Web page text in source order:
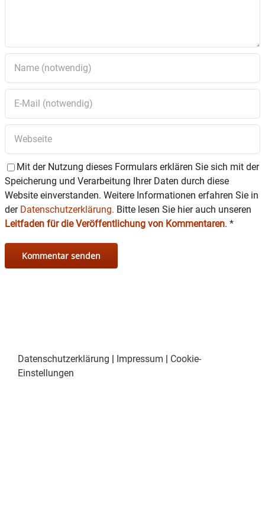
Beschlussfassung
8.1 Bekanntgabe der gefassten Beschlüsse des
nichtöffentlichen Teils der letzten
Gemeinderatssitzung
8.2 Bericht über laufende Angelegenheiten und
Themen
8.3 Anfragen aus dem Gemeinderat
Mit der Nutzung dieses Formulars erklären Sie sich mit der
Speicherung und Verarbeitung Ihrer Daten durch diese
Website einverstanden. Weitere Informationen erfahren Sie in
der Datenschutzerklärung. Bitte lesen Sie hier auch unseren
Leitfaden für die Veröffentlichung von Kommentaren. *
Datenschutzerklärung | Impressum | Cookie-
Einstellungen